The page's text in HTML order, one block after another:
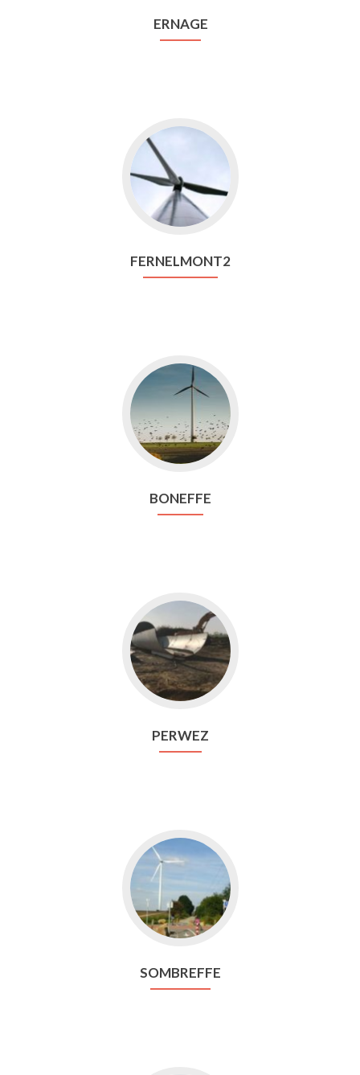
ERNAGE
Aller
Fernelmont2
FERNELMONT2
Aller
vers
Boneffe
BONEFFE
Aller
vers
Perwez
PERWEZ
Aller
vers
Sombreffe
SOMBREFFE